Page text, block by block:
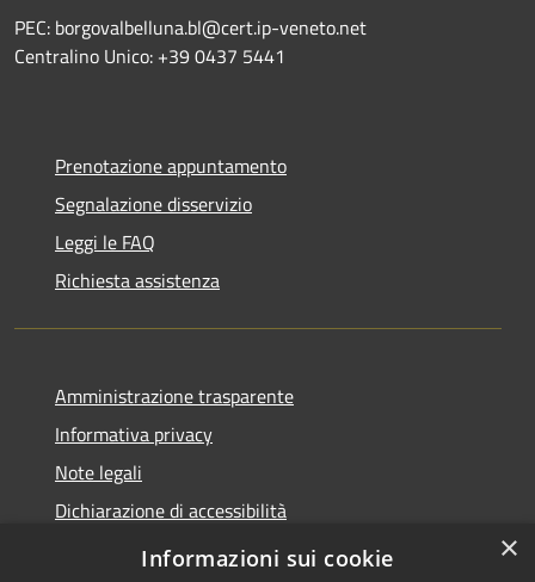
PEC: borgovalbelluna.bl@cert.ip-veneto.net
Centralino Unico: +39 0437 5441
Prenotazione appuntamento
Segnalazione disservizio
Leggi le FAQ
Richiesta assistenza
Amministrazione trasparente
Informativa privacy
Note legali
Dichiarazione di accessibilità
Piano di miglioramento dei servizi
×
Informazioni sui cookie